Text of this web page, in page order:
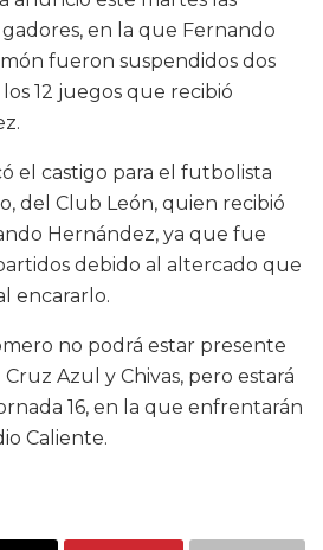
en la que Fernando
fueron suspendidos dos
12 juegos que recibió
el castigo para el futbolista
del Club León, quien recibió
Hernández, ya que fue
debido al altercado que
encararlo.
no podrá estar presente
Azul y Chivas, pero estará
16, en la que enfrentarán
Caliente.